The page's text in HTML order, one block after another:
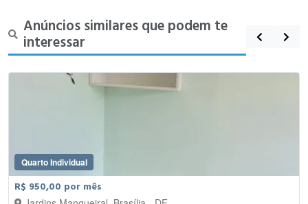
Anúncios similares que podem te
interessar
Quarto Individual
R$ 950,00 por mês